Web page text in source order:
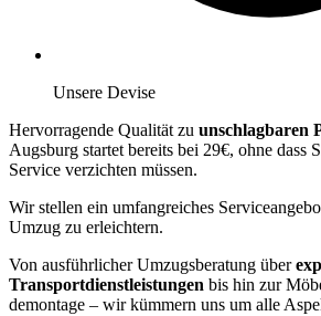
Unsere Devise
Hervorragende Qualität zu unschlagbaren
Augsburg startet bereits bei 29€, ohne dass
Service verzichten müssen.
Wir stellen ein umfangreiches
Umzug zu erleichtern.
Von ausführlicher Umzugsberatung über
Transportdienstleistungen bis hin zur
demontage – wir kümmern uns um alle